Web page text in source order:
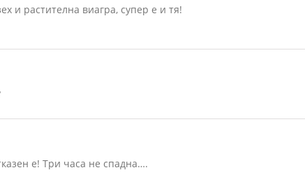
и растителна виагра, супер е и тя!
е! Три часа не спадна….